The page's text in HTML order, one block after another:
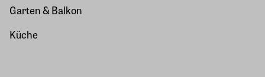
Garten & Balkon
Küche